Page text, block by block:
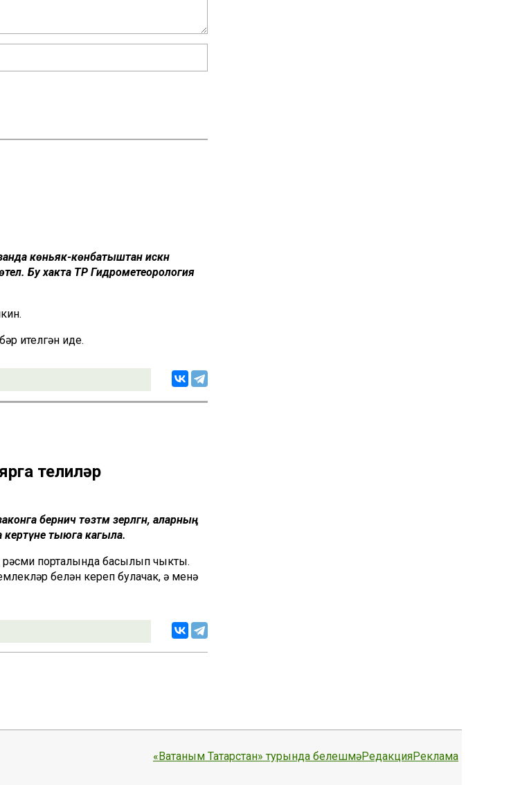
көньяк-көнбатыштан искән
Бу хакта ТР Гидрометеорология
ителгән иде.
телиләр
берничә төзәтмә әзерләгән, аларның
кертүне тыюга кагыла.
порталында басылып чыкты.
белән кереп булачак, ә менә
«Ватаным Татарстан» турында белешмәРедакцияРеклама